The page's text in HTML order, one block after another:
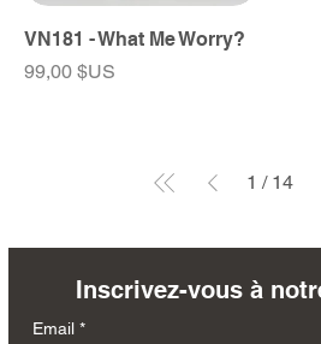
VN181 - What Me Worry?
Prix
99,00 $US
1 / 14
Inscrivez-vous à
Email *